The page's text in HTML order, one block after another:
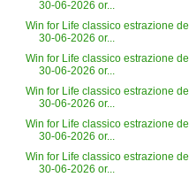
30-06-2026 or...
Win for Life classico estrazione del
30-06-2026 or...
Win for Life classico estrazione del
30-06-2026 or...
Win for Life classico estrazione del
30-06-2026 or...
Win for Life classico estrazione del
30-06-2026 or...
Win for Life classico estrazione del
30-06-2026 or...